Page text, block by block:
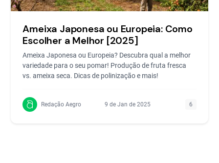
Ameixa Japonesa ou Europeia: Como
Escolher a Melhor [2025]
Ameixa Japonesa ou Europeia? Descubra qual a melhor
variedade para o seu pomar! Produção de fruta fresca
vs. ameixa seca. Dicas de polinização e mais!
Redação Aegro 9 de Jan de 2025 6